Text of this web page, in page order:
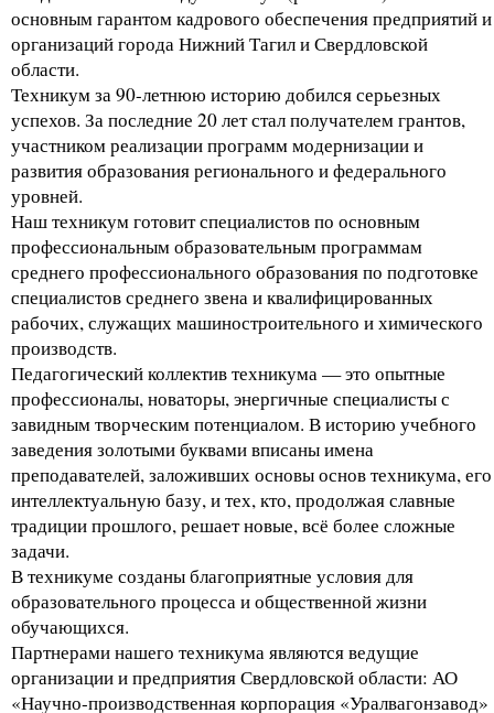
основным гарантом кадрового обеспечения предприятий и
организаций города Нижний Тагил и Свердловской
области.
Техникум за 90-летнюю историю добился серьезных
успехов. За последние 20 лет стал получателем грантов,
участником реализации программ модернизации и
развития образования регионального и федерального
уровней.
Наш техникум готовит специалистов по основным
профессиональным образовательным программам
среднего профессионального образования по подготовке
специалистов среднего звена и квалифицированных
рабочих, служащих машиностроительного и химического
производств.
Педагогический коллектив техникума — это опытные
профессионалы, новаторы, энергичные специалисты с
завидным творческим потенциалом. В историю учебного
заведения золотыми буквами вписаны имена
преподавателей, заложивших основы основ техникума, его
интеллектуальную базу, и тех, кто, продолжая славные
традиции прошлого, решает новые, всё более сложные
задачи.
В техникуме созданы благоприятные условия для
образовательного процесса и общественной жизни
обучающихся.
Партнерами нашего техникума являются ведущие
организации и предприятия Свердловской области: АО
«Научно-производственная корпорация «Уралвагонзавод»